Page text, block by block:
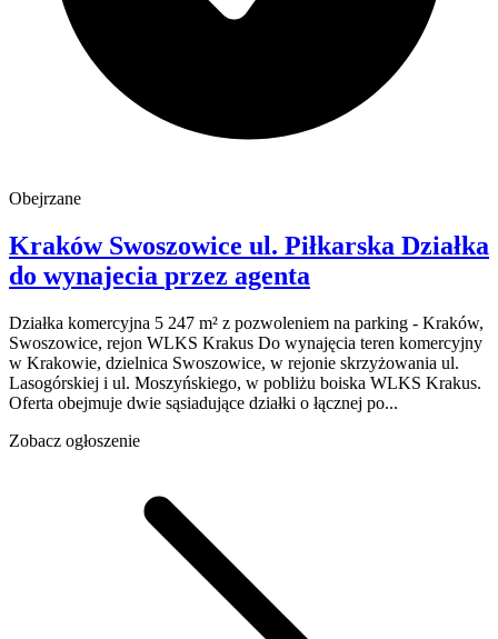
Obejrzane
Kraków Swoszowice ul. Piłkarska Działka
do wynajecia przez agenta
Działka komercyjna 5 247 m² z pozwoleniem na parking - Kraków,
Swoszowice, rejon WLKS Krakus Do wynajęcia teren komercyjny
w Krakowie, dzielnica Swoszowice, w rejonie skrzyżowania ul.
Lasogórskiej i ul. Moszyńskiego, w pobliżu boiska WLKS Krakus.
Oferta obejmuje dwie sąsiadujące działki o łącznej po...
Zobacz ogłoszenie